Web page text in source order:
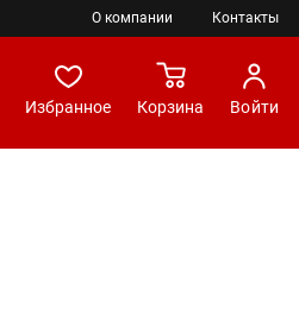
О компании Контакты
Избранное Корзина Войти